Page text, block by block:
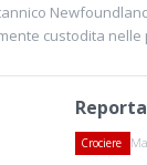
custodita
Crociere